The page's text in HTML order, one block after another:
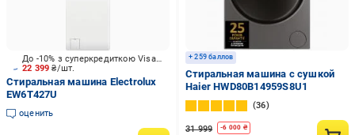
22 399₴/шт.
До -10% з суперкредиткою Visa Вигода
Стиральная машина Electrolux
EW6T427U
оценить
+ 259 баллов
Стиральная машина с сушкой
Haier HWD80B14959S8U1
36
31 999 -6 000 ₴